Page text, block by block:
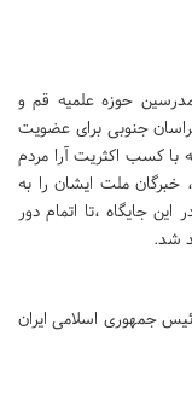
از طرف جامعه مدرسین حوزه علمیه قم و
جنوبی برای عضویت
با کسب اکثریت آرا مردم
ملت ایشان را به
جایگاه ،‌تا اتمام دور
شد.
جمهوری اسلامی ایران